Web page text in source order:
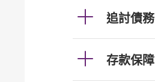
追討債務
存款保